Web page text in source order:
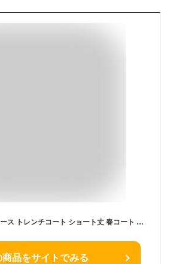
プリングコート レディース トレンチコート ショート丈 春コート 秋コート トレンチ 春 秋 ベーシック 大きいサイズ ママ リクルート 通勤 通学 花粉 アウター コート ビジネス カジュアル フォーマル かわいい きれい
商品をサイトでみる